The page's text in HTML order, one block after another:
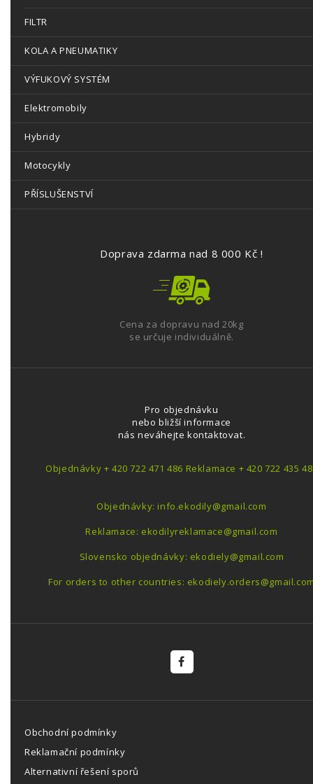
FILTR
KOLA A PNEUMATIKY
VÝFUKOVÝ SYSTÉM
Elektromobily
Hybridy
Motocykly
PŘÍSLUŠENSTVÍ
Doprava zdarma nad 8 000 Kč !
Cena za dopravu nad 20kg
se určuje individuálně.
Pro objednávku
nebo bližší informace
nás neváhejte kontaktovat.
Objednávky + 420 722 471 486 Reklamace + 420 722 435
Objednávky: info.ekodily@gmail.com
Reklamace: ekodilyreklamace@gmail.com
Slovensko objednávky: ekodiely@gmail.com
For orders to other countries:
Obchodní podmínky
Reklamační podmínky
Alternativní řešení sporů